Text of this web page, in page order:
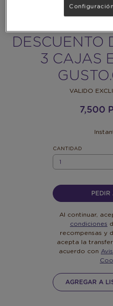
DESCUENTO
3 CAJAS
VALIDO
7,500
CANTIDAD
PEDIR
Al continuar,
condiciones
recompensas y
acepta la
acuerdo con
AGREGAR A